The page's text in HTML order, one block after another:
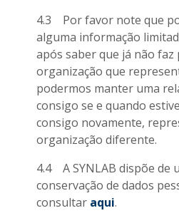
4.3 Por favor note que
alguma informação
após saber que já não faz
organização que
podermos manter uma
consigo se e quando
consigo novamente,
organização diferente.
4.4 A SYNLAB dispõe de
conservação de dados
consultar aqui.